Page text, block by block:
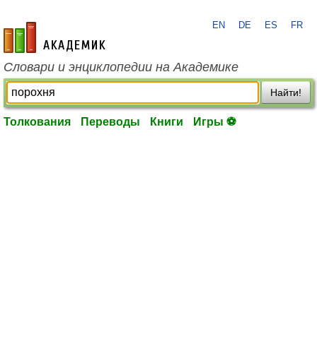
academic.ru
EN DE ES FR
Словари и энциклопедии на Академике
Найти!
Толкования Переводы Книги Игры ⚽